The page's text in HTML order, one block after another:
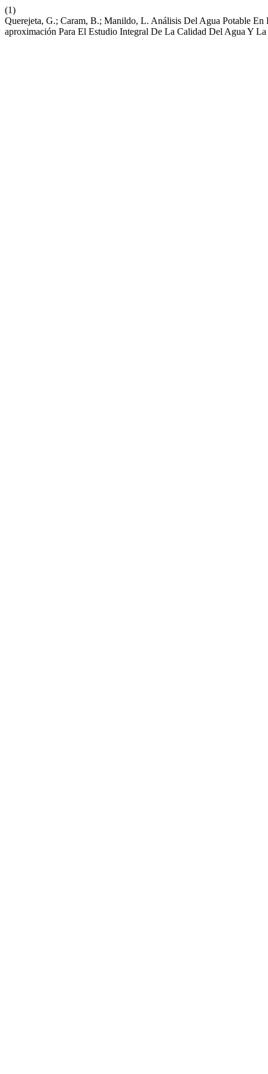
(1)
Querejeta, G.; Caram, B.; Manildo, L. Análisis Del Agua Potable
aproximación Para El Estudio Integral De La Calidad Del Agua Y